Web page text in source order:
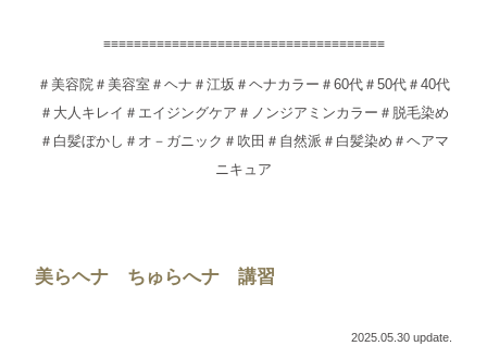
≡≡≡≡≡≡≡≡≡≡≡≡≡≡≡≡≡≡≡≡≡≡≡≡≡≡≡≡≡≡≡≡≡≡≡≡≡
＃美容院＃美容室＃ヘナ＃江坂＃ヘナカラー＃60代＃50代＃40代
＃大人キレイ＃エイジングケア＃ノンジアミンカラー＃脱毛染め
＃白髪ぼかし＃オ－ガニック＃吹田＃自然派＃白髪染め＃ヘアマ
ニキュア
美らヘナ ちゅらへナ 講習
2025.05.30 update.